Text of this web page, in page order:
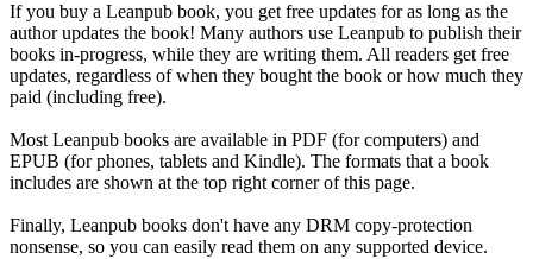
If you buy a Leanpub book, you get free updates for as long as the
author updates the book! Many authors use Leanpub to publish their
books in-progress, while they are writing them. All readers get free
updates, regardless of when they bought the book or how much they
paid (including free).
Most Leanpub books are available in PDF (for computers) and
EPUB (for phones, tablets and Kindle). The formats that a book
includes are shown at the top right corner of this page.
Finally, Leanpub books don't have any DRM copy-protection
nonsense, so you can easily read them on any supported device.